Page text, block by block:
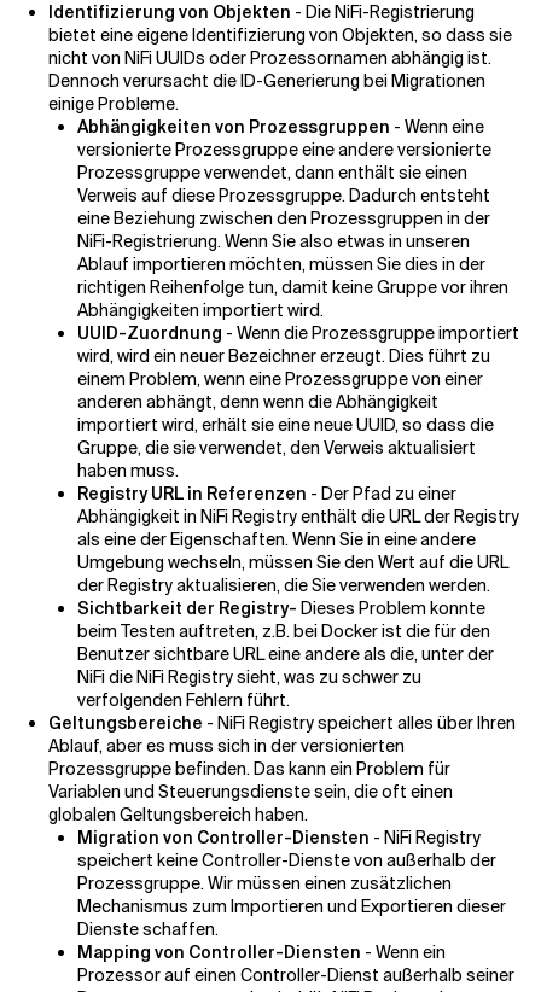
Identifizierung von Objekten - Die NiFi-Registrierung
bietet eine eigene Identifizierung von Objekten, so dass sie
nicht von NiFi UUIDs oder Prozessornamen abhängig ist.
Dennoch verursacht die ID-Generierung bei Migrationen
einige Probleme.
Abhängigkeiten von Prozessgruppen - Wenn eine
versionierte Prozessgruppe eine andere versionierte
Prozessgruppe verwendet, dann enthält sie einen
Verweis auf diese Prozessgruppe. Dadurch entsteht
eine Beziehung zwischen den Prozessgruppen in der
NiFi-Registrierung. Wenn Sie also etwas in unseren
Ablauf importieren möchten, müssen Sie dies in der
richtigen Reihenfolge tun, damit keine Gruppe vor ihren
Abhängigkeiten importiert wird.
UUID-Zuordnung - Wenn die Prozessgruppe importiert
wird, wird ein neuer Bezeichner erzeugt. Dies führt zu
einem Problem, wenn eine Prozessgruppe von einer
anderen abhängt, denn wenn die Abhängigkeit
importiert wird, erhält sie eine neue UUID, so dass die
Gruppe, die sie verwendet, den Verweis aktualisiert
haben muss.
Registry URL in Referenzen - Der Pfad zu einer
Abhängigkeit in NiFi Registry enthält die URL der Registry
als eine der Eigenschaften. Wenn Sie in eine andere
Umgebung wechseln, müssen Sie den Wert auf die URL
der Registry aktualisieren, die Sie verwenden werden.
Sichtbarkeit der Registry- Dieses Problem konnte
beim Testen auftreten, z.B. bei Docker ist die für den
Benutzer sichtbare URL eine andere als die, unter der
NiFi die NiFi Registry sieht, was zu schwer zu
verfolgenden Fehlern führt.
Geltungsbereiche - NiFi Registry speichert alles über Ihren
Ablauf, aber es muss sich in der versionierten
Prozessgruppe befinden. Das kann ein Problem für
Variablen und Steuerungsdienste sein, die oft einen
globalen Geltungsbereich haben.
Migration von Controller-Diensten - NiFi Registry
speichert keine Controller-Dienste von außerhalb der
Prozessgruppe. Wir müssen einen zusätzlichen
Mechanismus zum Importieren und Exportieren dieser
Dienste schaffen.
Mapping von Controller-Diensten - Wenn ein
Prozessor auf einen Controller-Dienst außerhalb seiner